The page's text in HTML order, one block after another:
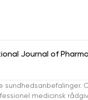
Journal of
sundhedsanbefalinger.
medicinsk